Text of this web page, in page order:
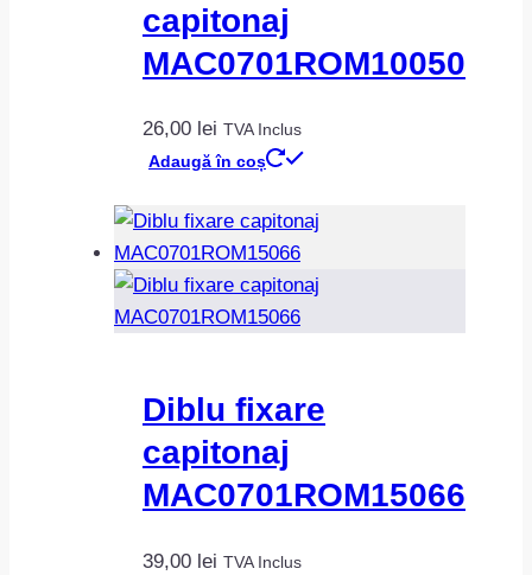
capitonaj
MAC0701ROM10050
26,00 lei TVA Inclus
Adaugă în coș
Diblu fixare
capitonaj
MAC0701ROM15066
39,00 lei TVA Inclus